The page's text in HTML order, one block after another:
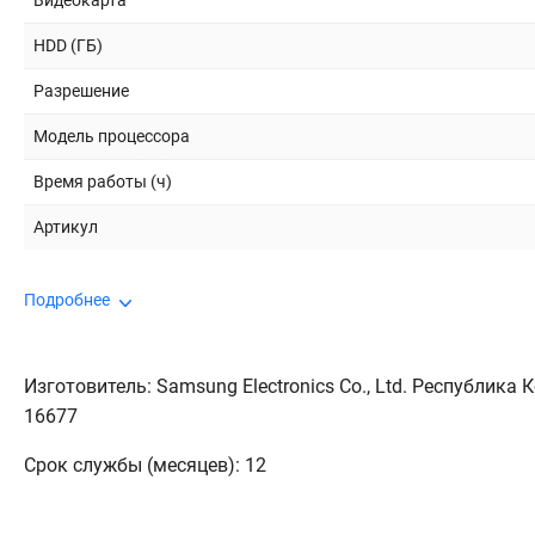
HDD (ГБ)
Разрешение
Модель процессора
Время работы (ч)
Артикул
Подробнее
Изготовитель: Samsung Electronics Co., Ltd. Республика
16677
Срок службы (месяцев): 12